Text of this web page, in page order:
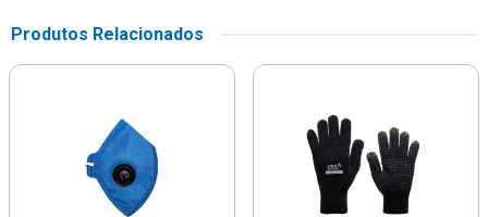
Produtos Relacionados